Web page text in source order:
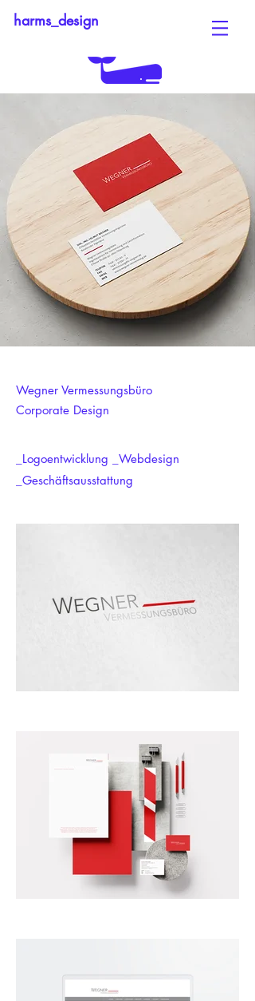
harms_design
Wegner Vermessungsbüro
Corporate Design
_Logoentwicklung _Webdesign
_Geschäftsausstattung